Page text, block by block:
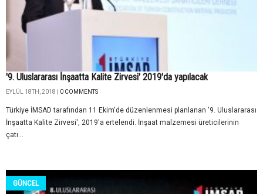
'9. Uluslararası İnşaatta Kalite Zirvesi' 2019'da yapılacak
EYLÜL 18TH, 2018 | 0 COMMENTS
Türkiye İMSAD tarafından 11 Ekim'de düzenlenmesi planlanan '9. Uluslararası
İnşaatta Kalite Zirvesi', 2019'a ertelendi. İnşaat malzemesi üreticilerinin
çatı...
GÜNCEL